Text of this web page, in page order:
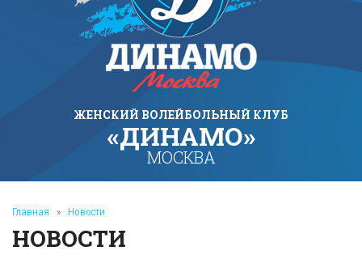
ЖЕНСКИЙ ВОЛЕЙБОЛЬНЫЙ КЛУБ
«ДИНАМО»
МОСКВА
Главная » Новости
НОВОСТИ